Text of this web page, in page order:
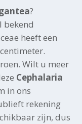
?
bekend
heeft een
Wilt u meer
Cephalaria
in ons
rekening
zijn, dus